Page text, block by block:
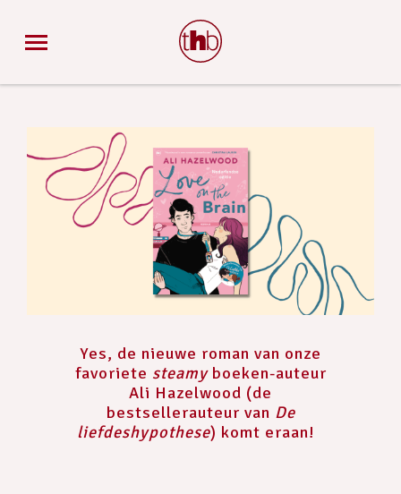
Yes, de nieuwe roman van onze
favoriete steamyboeken-auteur
Ali Hazelwood (de
bestsellerauteur van De
liefdeshypothese) komt eraan!